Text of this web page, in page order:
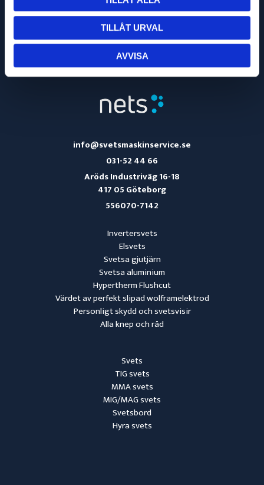
TILLÅT URVAL
AVVISA
Svets
TIG svets
MMA svets
MIG/MAG svets
Svetsbord
Hyra svets
Invertersvets
Elsvets
Svetsa gjutjärn
Svetsa aluminium
Hypertherm Flushcut
Värdet av perfekt slipad wolframelektrod
Personligt skydd och svetsvisir
Alla knep och råd
info@svetsmaskinservice.se
031-52 44 66
Aröds Industriväg 16-18
417 05 Göteborg
556070-7142
OM OSS
KÖPVILLKOR
TURBILSSCHEMA